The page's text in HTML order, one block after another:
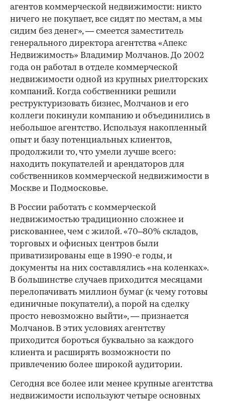
агентов коммерческой недвижимости: никто
ничего не покупает, все сидят по местам, а мы
сидим без денег», — смеется заместитель
генерального директора агентства «Апекс
Недвижимость» Владимир Молчанов. До 2002
года он работал в отделе коммерческой
недвижимости одной из крупных риелторских
компаний. Когда собственники решили
реструктуризовать бизнес, Молчанов и его
коллеги покинули компанию и объединились в
небольшое агентство. Используя накопленный
опыт и базу потенциальных клиентов,
продолжили то, что умели лучше всего:
находить покупателей и арендаторов для
собственников коммерческой недвижимости в
Москве и Подмосковье.
В России работать с коммерческой
недвижимостью традиционно сложнее и
рискованнее, чем с жилой. «70–80% складов,
торговых и офисных центров были
приватизированы еще в 1990-е годы, и
документы на них составлялись «на коленках».
В большинстве случаев приходится месяцами
перелопачивать миллион бумаг (к чему готовы
единичные покупатели), а порой на сделку
просто невозможно выйти», — признается
Молчанов. В этих условиях агентству
приходится бороться буквально за каждого
клиента и расширять возможности по
привлечению более широкой аудитории.
Сегодня все более или менее крупные агентства
недвижимости используют четыре основных